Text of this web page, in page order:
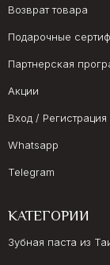
Возврат товара
Подарочные
Партнерская
Акции
Вход / Регистрация
Whatsapp
Telegram
КАТЕГОРИИ
Зубная паста из